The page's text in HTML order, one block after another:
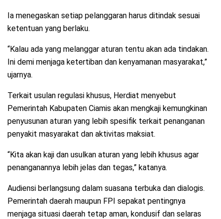
Ia menegaskan setiap pelanggaran harus ditindak sesuai
ketentuan yang berlaku.
“Kalau ada yang melanggar aturan tentu akan ada tindakan.
Ini demi menjaga ketertiban dan kenyamanan masyarakat,”
ujarnya.
Terkait usulan regulasi khusus, Herdiat menyebut
Pemerintah Kabupaten Ciamis akan mengkaji kemungkinan
penyusunan aturan yang lebih spesifik terkait penanganan
penyakit masyarakat dan aktivitas maksiat.
“Kita akan kaji dan usulkan aturan yang lebih khusus agar
penanganannya lebih jelas dan tegas,” katanya.
Audiensi berlangsung dalam suasana terbuka dan dialogis.
Pemerintah daerah maupun FPI sepakat pentingnya
menjaga situasi daerah tetap aman, kondusif dan selaras